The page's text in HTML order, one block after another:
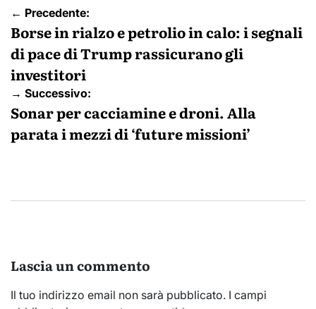
Navigazione
articoli
← Precedente:
Borse in rialzo e petrolio in calo: i segnali
di pace di Trump rassicurano gli
investitori
→ Successivo:
Sonar per cacciamine e droni. Alla
parata i mezzi di ‘future missioni’
Lascia un commento
Il tuo indirizzo email non sarà pubblicato. I campi